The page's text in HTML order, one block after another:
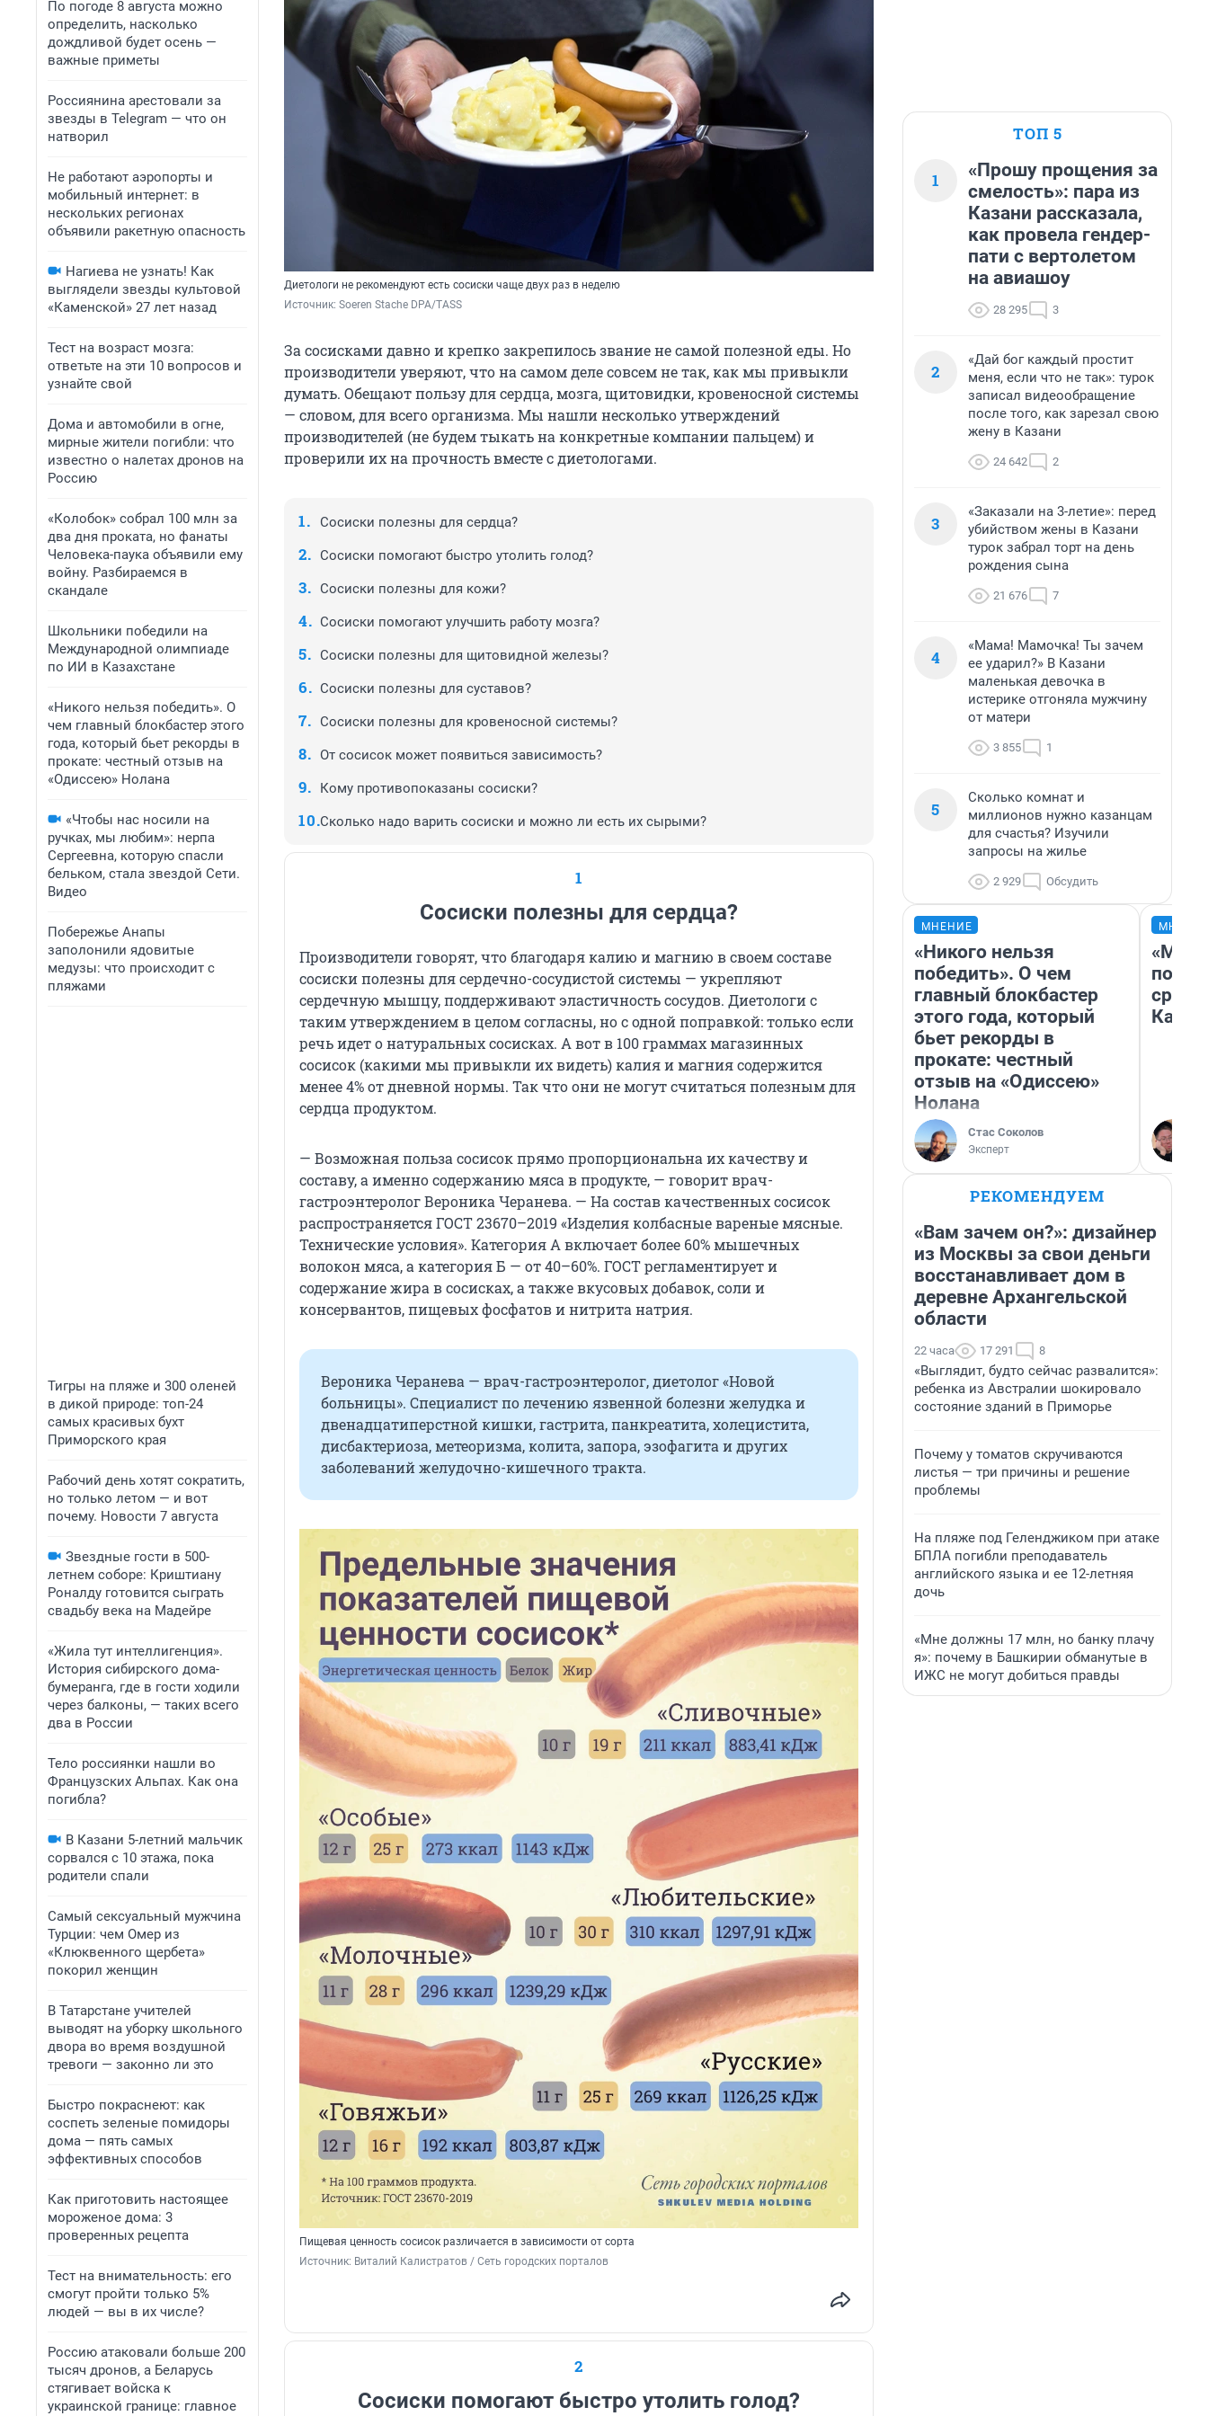
По погоде 8 августа можно
определить, насколько
дождливой будет осень —
важные приметы
Россиянина арестовали за
звезды в Telegram — что он
натворил
Не работают аэропорты и
мобильный интернет: в
нескольких регионах
объявили ракетную опасность
Нагиева не узнать! Как
выглядели звезды культовой
«Каменской» 27 лет назад
Тест на возраст мозга:
ответьте на эти 10 вопросов и
узнайте свой
Дома и автомобили в огне,
мирные жители погибли: что
известно о налетах дронов на
Россию
«Колобок» собрал 100 млн за
два дня проката, но фанаты
Человека-паука объявили ему
войну. Разбираемся в
скандале
Школьники победили на
Международной олимпиаде
по ИИ в Казахстане
«Никого нельзя победить». О
чем главный блокбастер этого
года, который бьет рекорды в
прокате: честный отзыв на
«Одиссею» Нолана
«Чтобы нас носили на
ручках, мы любим»: нерпа
Сергеевна, которую спасли
бельком, стала звездой Сети.
Видео
Побережье Анапы
заполонили ядовитые
медузы: что происходит с
пляжами
Тигры на пляже и 300 оленей
в дикой природе: топ-24
самых красивых бухт
Приморского края
Рабочий день хотят сократить,
но только летом — и вот
почему. Новости 7 августа
Звездные гости в 500-
летнем соборе: Криштиану
Роналду готовится сыграть
свадьбу века на Мадейре
«Жила тут интеллигенция».
История сибирского дома-
бумеранга, где в гости ходили
через балконы, — таких всего
два в России
Тело россиянки нашли во
Французских Альпах. Как она
погибла?
В Казани 5-летний мальчик
сорвался с 10 этажа, пока
родители спали
Самый сексуальный мужчина
Турции: чем Омер из
«Клюквенного щербета»
покорил женщин
В Татарстане учителей
выводят на уборку школьного
двора во время воздушной
тревоги — законно ли это
Быстро покраснеют: как
соспеть зеленые помидоры
дома — пять самых
эффективных способов
Как приготовить настоящее
мороженое дома: 3
проверенных рецепта
Тест на внимательность: его
смогут пройти только 5%
людей — вы в их числе?
Россию атаковали больше 200
тысяч дронов, а Беларусь
стягивает войска к
украинской границе: главное
Диетологи не рекомендуют есть сосиски чаще двух раз в неделю
Источник: Soeren Stache DPA/TASS
За сосисками давно и крепко закрепилось звание не самой полезной еды. Но
производители уверяют, что на самом деле совсем не так, как мы привыкли
думать. Обещают пользу для сердца, мозга, щитовидки, кровеносной системы
— словом, для всего организма. Мы нашли несколько утверждений
производителей (не будем тыкать на конкретные компании пальцем) и
проверили их на прочность вместе с диетологами.
Сосиски полезны для сердца?
Сосиски помогают быстро утолить голод?
Сосиски полезны для кожи?
Сосиски помогают улучшить работу мозга?
Сосиски полезны для щитовидной железы?
Сосиски полезны для суставов?
Сосиски полезны для кровеносной системы?
От сосисок может появиться зависимость?
Кому противопоказаны сосиски?
Сколько надо варить сосиски и можно ли есть их сырыми?
1
Сосиски полезны для сердца?
Производители говорят, что благодаря калию и магнию в своем составе
сосиски полезны для сердечно-сосудистой системы — укрепляют
сердечную мышцу, поддерживают эластичность сосудов. Диетологи с
таким утверждением в целом согласны, но с одной поправкой: только если
речь идет о натуральных сосисках. А вот в 100 граммах магазинных
сосисок (какими мы привыкли их видеть) калия и магния содержится
менее 4% от дневной нормы. Так что они не могут считаться полезным для
сердца продуктом.
— Возможная польза сосисок прямо пропорциональна их качеству и
составу, а именно содержанию мяса в продукте, — говорит врач-
гастроэнтеролог Вероника Черанева. — На состав качественных сосисок
распространяется ГОСТ 23670–2019 «Изделия колбасные вареные мясные.
Технические условия». Категория А включает более 60% мышечных
волокон мяса, а категория Б — от 40–60%. ГОСТ регламентирует и
содержание жира в сосисках, а также вкусовых добавок, соли и
консервантов, пищевых фосфатов и нитрита натрия.
Вероника Черанева — врач-гастроэнтеролог, диетолог «Новой
больницы». Специалист по лечению язвенной болезни желудка и
двенадцатиперстной кишки, гастрита, панкреатита, холецистита,
дисбактериоза, метеоризма, колита, запора, эзофагита и других
заболеваний желудочно-кишечного тракта.
Пищевая ценность сосисок различается в зависимости от сорта
Источник: Виталий Калистратов / Сеть городских порталов
2
Сосиски помогают быстро утолить голод?
ТОП 5
1
«Прошу прощения за
смелость»: пара из
Казани рассказала,
как провела гендер-
пати с вертолетом
на авиашоу
28 295 3
2
«Дай бог каждый простит
меня, если что не так»: турок
записал видеообращение
после того, как зарезал свою
жену в Казани
24 642 2
3
«Заказали на 3-летие»: перед
убийством жены в Казани
турок забрал торт на день
рождения сына
21 676 7
4
«Мама! Мамочка! Ты зачем
ее ударил?» В Казани
маленькая девочка в
истерике отгоняла мужчину
от матери
3 855 1
5
Сколько комнат и
миллионов нужно казанцам
для счастья? Изучили
запросы на жилье
2 929 Обсудить
МНЕНИЕ
«Никого нельзя
победить». О чем
главный блокбастер
этого года, который
бьет рекорды в
прокате: честный
отзыв на «Одиссею»
Нолана
Стас Соколов
Эксперт
РЕКОМЕНДУЕМ
«Вам зачем он?»: дизайнер
из Москвы за свои деньги
восстанавливает дом в
деревне Архангельской
области
22 часа 17 291 8
«Выглядит, будто сейчас развалится»:
ребенка из Австралии шокировало
состояние зданий в Приморье
Почему у томатов скручиваются
листья — три причины и решение
проблемы
На пляже под Геленджиком при атаке
БПЛА погибли преподаватель
английского языка и ее 12-летняя
дочь
«Мне должны 17 млн, но банку плачу
я»: почему в Башкирии обманутые в
ИЖС не могут добиться правды